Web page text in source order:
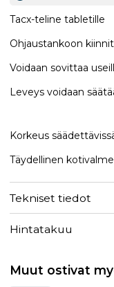
Tacx-teline tabletille
Ohjaustankoon
Voidaan sovittaa
Leveys voidaan
Korkeus
Täydellinen
Tekniset tiedot
Hintatakuu
Muut ostivat